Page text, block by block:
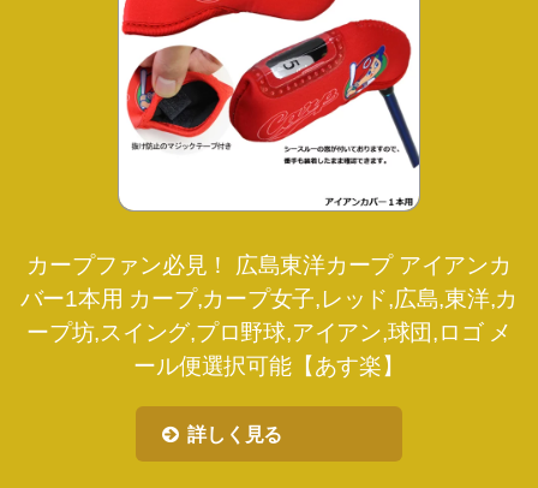
カープファン必見！ 広島東洋カープ アイアンカ
バー1本用 カープ,カープ女子,レッド,広島,東洋,カ
ープ坊,スイング,プロ野球,アイアン,球団,ロゴ メ
ール便選択可能【あす楽】
詳しく見る